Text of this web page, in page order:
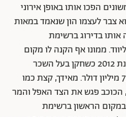
הפכו אותו באופן אירוני
צבר לעצמו הון שנאמד במאות
אותו בדירוג ברשימת
ממונו אף הקנה לו מקום
בספר השיאים של גינס בשנת 2012 כשחקן בעל השכר
הגבוה ביותר בהוליווד, כ-75 מיליון דולר. מאידך, קצת כמו
פגש את הצד האפל והמר
הראשון ברשימת